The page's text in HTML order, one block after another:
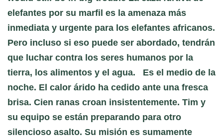
elefantes por su marfil es la amenaza más
inmediata y urgente para los elefantes africanos.
Pero incluso si eso puede ser abordado, tendrán
que luchar contra los seres humanos por la
tierra, los alimentos y el agua. Es el medio de la
noche. El calor árido ha cedido ante una fresca
brisa. Cien ranas croan insistentemente. Tim y
su equipo se están preparando para otro
silencioso asalto. Su misión es sumamente